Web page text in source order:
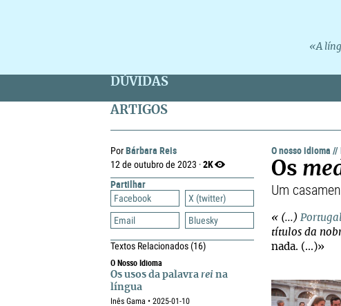
«A
DÚVIDAS
ARTIGOS
PorBárbara Reis
12 de outubro de 2023 ·2K
Partilhar
Facebook
X (twitter)
Email
Bluesky
Textos Relacionados(16)
O Nosso Idioma
Os usos da palavra rei na
língua
Inês Gama • 2025-01-10
O nosso idioma //
Os
Um
« (...) Portugal
títulos da
nada. (...)»